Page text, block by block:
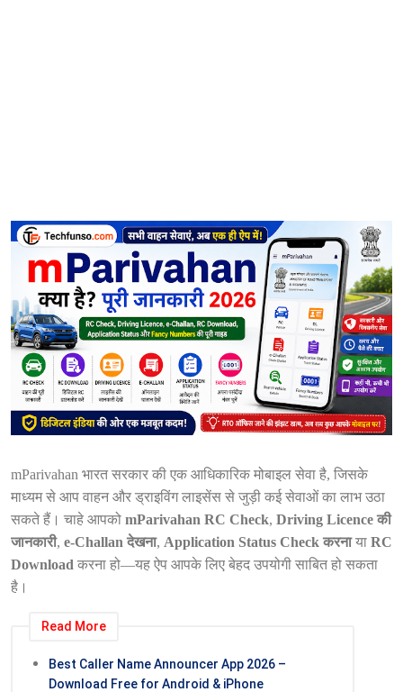
mParivahan भारत सरकार की एक आधिकारिक मोबाइल सेवा है, जिसके
माध्यम से आप वाहन और ड्राइविंग लाइसेंस से जुड़ी कई सेवाओं का लाभ उठा
सकते हैं। चाहे आपको mParivahan RC Check, Driving Licence की
जानकारी, e-Challan देखना, Application Status Check करनाया RC
Download करना हो—यह ऐप आपके लिए बेहद उपयोगी साबित हो सकता
है।
Read More
Best Caller Name Announcer App 2026 –
Download Free for Android & iPhone